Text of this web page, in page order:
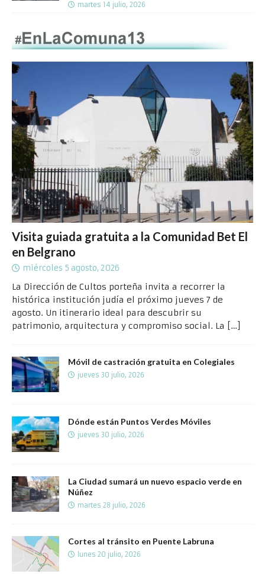
martes 14 julio, 2026
Visita guiada gratuita a la Comunidad Bet El
en Belgrano
miércoles 5 agosto, 2026
La Dirección de Cultos porteña invita a recorrer la
histórica institución judía el próximo jueves 7 de
agosto. Un itinerario ideal para descubrir su
patrimonio, arquitectura y compromiso social. La
[…]
Móvil de castración gratuita en Colegiales
jueves 30 julio, 2026
Dónde están Puntos Verdes Móviles
jueves 30 julio, 2026
La Ciudad sumará un nuevo espacio verde en
Núñez
martes 28 julio, 2026
Cortes al tránsito en Puente Labruna
lunes 20 julio, 2026